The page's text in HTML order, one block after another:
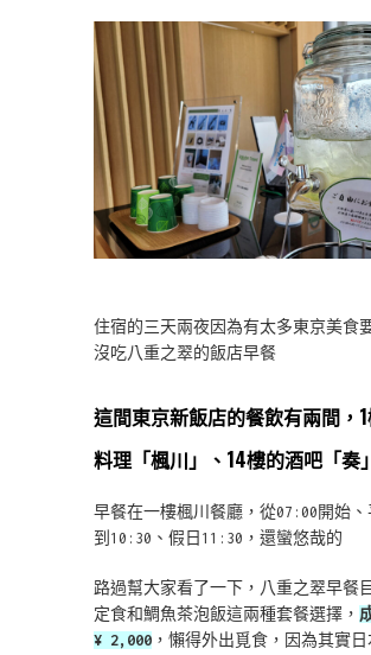
住宿的三天兩夜因為有太多東京美食
沒吃八重之翠的飯店早餐
這間東京新飯店的餐飲有兩間，
料理「楓川」、14樓的酒吧「奏」
早餐在一樓楓川餐廳，從07:00開始
到10:30、假日11:30，還蠻悠哉的
路過幫大家看了一下，八重之翠早餐
定食和鯛魚茶泡飯這兩種套餐選擇，
¥ 2,000 ，懶得外出覓食，因為其實